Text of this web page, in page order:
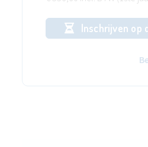
Inschrijven op